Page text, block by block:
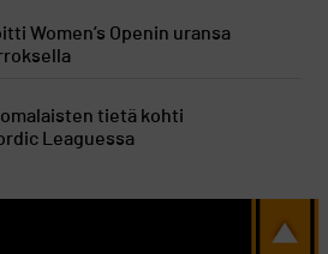
Women’s Openin uransa
tietä kohti
Leaguessa